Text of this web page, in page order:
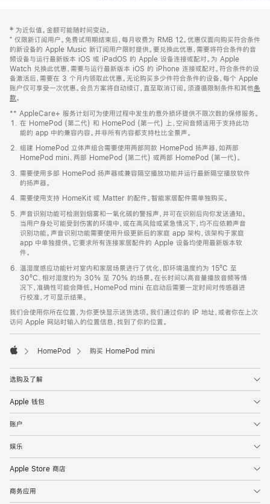
页
页
脚
注
‡ 为近似值。金额可能随时间变动。
⁺ 仅限新订阅用户。免费试用期结束后，每月收费为 RMB 12。优惠仅面向购买符合条件
的新设备的 Apple Music 新订阅用户限时提供。要兑换此优惠，需要将符合条件的音
频设备与运行最新版本 iOS 或 iPadOS 的 Apple 设备连接或配对。为 Apple
Watch 兑换此优惠，需要与运行最新版本 iOS 的 iPhone 连接或配对。符合条件的设
备激活后，需要在 3 个月内领取此优惠。无论购买多少件符合条件的设备，每个 Apple
账户仅可享受一次优惠。会员方案将自动续订，直至取消订阅。须遵循限制条件和其他条
款。
窗
口
中
打
开)
** AppleCare+ 服务计划可为使用过程中发生的意外损坏提供不限次数的保修服务。
在 HomePod (第二代) 和 HomePod (第一代) 上，空间音频适用于支持此功
能的 app 中的兼容内容。并非所有内容都支持杜比全景声。
组建 HomePod 立体声组合需要使用两部同款 HomePod 扬声器，如两部
HomePod mini、两部 HomePod (第二代) 或两部 HomePod (第一代)。
需要使用多部 HomePod 扬声器或兼容隔空播放功能并运行最新隔空播放软件
的扬声器。
需要使用支持 HomeKit 或 Matter 的配件。智能家居配件需单独购买。
声音识别功能可检测到烟雾和一氧化碳的警报声，并可在识别后向你发送通知。
当用户身处可能受到伤害的环境中，或在高风险或紧急情况下，均不应依赖声音
识别功能。声音识别功能需要使用升级更新后的家庭 app 架构，该架构于家庭
app 中单独提供。它要求所有连接家居配件的 Apple 设备均使用最新版本软
件。
温湿度感应功能针对室内和家居场景进行了优化，即环境温度约为 15ºC 至
30ºC、相对湿度约为 30% 至 70% 的场景。在长时间以高音量播放音频等情
况下，准确性可能会降低。HomePod mini 在启动后需要一定时间对传感器进
行校准，才可显示结果。
我们会使用你所在位置，为你更快显示送货选项。我们通过你的 IP 地址，或者你在上次
访问 Apple 网站时输入的位置信息，找到了你的位置。
HomePod 购买 HomePod mini
选购及了解
Apple 钱包
账户
娱乐
Apple Store 商店
商务应用